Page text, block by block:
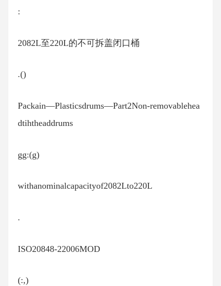
:
2082L至220L的不可拆盖闭口桶
.()
Packain—Plasticsdrums—Part2Non-removablehea
dtihtheaddrums
gg:(g)
withanominalcapacityof2082Lto220L
.
ISO20848-22006MOD
(:,)